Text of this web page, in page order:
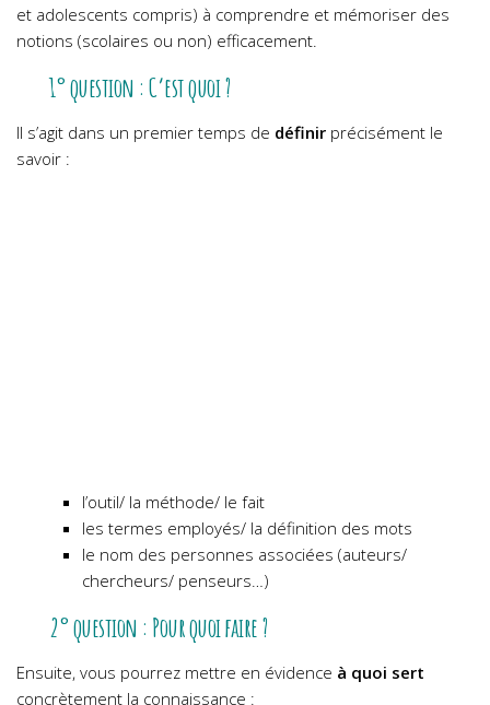
et adolescents compris) à comprendre et mémoriser des
notions (scolaires ou non) efficacement.
1° question : C’est quoi ?
Il s’agit dans un premier temps de définir précisément le
savoir :
l’outil/ la méthode/ le fait
les termes employés/ la définition des mots
le nom des personnes associées (auteurs/
chercheurs/ penseurs…)
2° question : Pour quoi faire ?
Ensuite, vous pourrez mettre en évidence à quoi sert
concrètement la connaissance :